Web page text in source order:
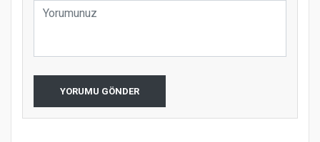
YORUMU GÖNDER